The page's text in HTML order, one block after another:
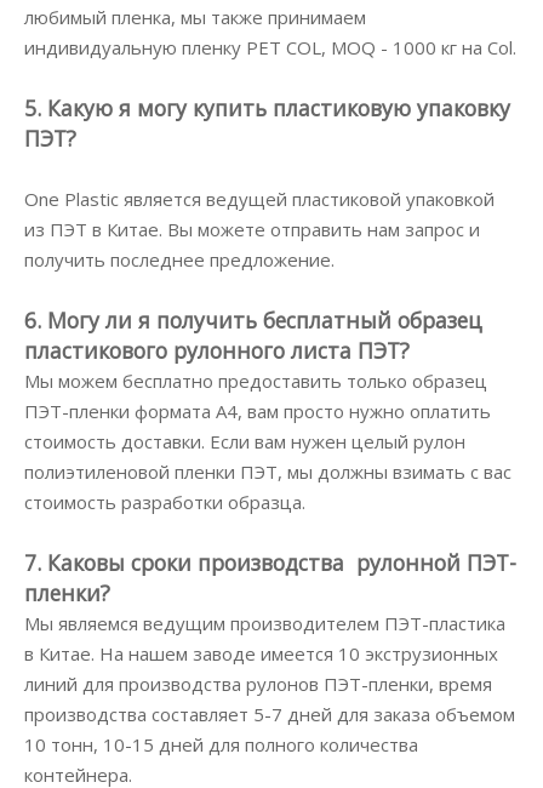
любимый пленка, мы также принимаем
индивидуальную пленку PET COL, MOQ - 1000 кг на Col.
5. Какую я могу купить пластиковую упаковку
ПЭТ?
One Plastic является ведущей пластиковой упаковкой
из ПЭТ в Китае. Вы можете отправить нам запрос и
получить последнее предложение.
6. Могу ли я получить бесплатный образец
пластикового рулонного листа ПЭТ?
Мы можем бесплатно предоставить только образец
ПЭТ-пленки формата А4, вам просто нужно оплатить
стоимость доставки. Если вам нужен целый рулон
полиэтиленовой пленки ПЭТ, мы должны взимать с вас
стоимость разработки образца.
7. Каковы сроки производства рулонной ПЭТ-
пленки?
Мы являемся ведущим производителем ПЭТ-пластика
в Китае. На нашем заводе имеется 10 экструзионных
линий для производства рулонов ПЭТ-пленки, время
производства составляет 5-7 дней для заказа объемом
10 тонн, 10-15 дней для полного количества
контейнера.